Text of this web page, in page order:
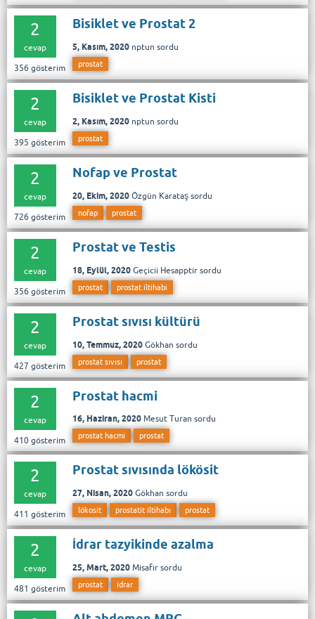
2
cevap
356 gösterim
Bisiklet ve Prostat 2
5, Kasım, 2020 nptun sordu
prostat
2
cevap
395 gösterim
Bisiklet ve Prostat Kisti
2, Kasım, 2020 nptun sordu
prostat
2
cevap
726 gösterim
Nofap ve Prostat
20, Ekim, 2020 Özgün Karataş sordu
nofap prostat
2
cevap
356 gösterim
Prostat ve Testis
18, Eylül, 2020 Geçicii Hesapptir sordu
prostat prostat iltihabi
2
cevap
427 gösterim
Prostat sıvısı kültürü
10, Temmuz, 2020 Gökhan sordu
prostat sıvısı prostat
2
cevap
410 gösterim
Prostat hacmi
16, Haziran, 2020 Mesut Turan sordu
prostat hacmi prostat
2
cevap
411 gösterim
Prostat sıvısında lökösit
27, Nisan, 2020 Gökhan sordu
lökosit prostatit iltihabı prostat
2
cevap
481 gösterim
İdrar tazyikinde azalma
25, Mart, 2020 Misafir sordu
prostat idrar